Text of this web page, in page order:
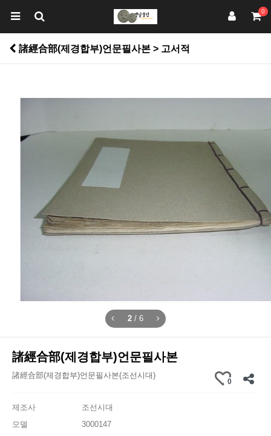
0
諸經合部(제경합부)언문필사본 > 고서적
2 / 6
諸經合部(제경합부)언문필사본
諸經合部(제경합부)언문필사본(조선시대)
0
제조사
조선시대
모델
3000147